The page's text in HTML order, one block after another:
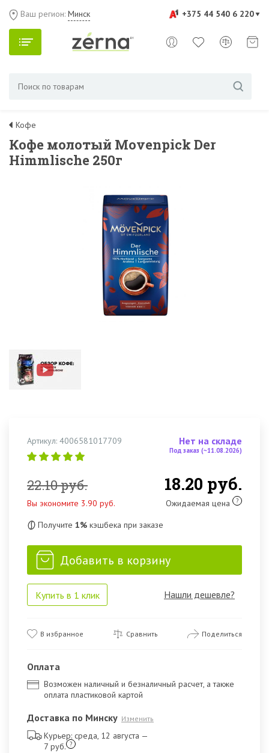
+375 44 540 6 220
Ваш регион: Минск
Кофе
Кофе молотый Movenpick Der
Himmlische 250г
Артикул: 4006581017709 Нет на складе
Под заказ (~11.08.2026)
22.10 руб.
Вы экономите 3.90 руб.
18.20 руб.
Ожидаемая цена ?
Получите 1% кэшбека при заказе
Добавить в корзину
Купить в 1 клик Нашли дешевле?
В избранное Сравнить Поделиться
Оплата
Возможен наличный и безналичный расчет, а также
оплата пластиковой картой
Доставка по Минску Изменить
Курьер: среда, 12 августа —
7 руб. ?